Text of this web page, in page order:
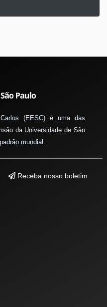
(EESC) é uma das
da Universidade de São
mundial.
Receba nosso boletim